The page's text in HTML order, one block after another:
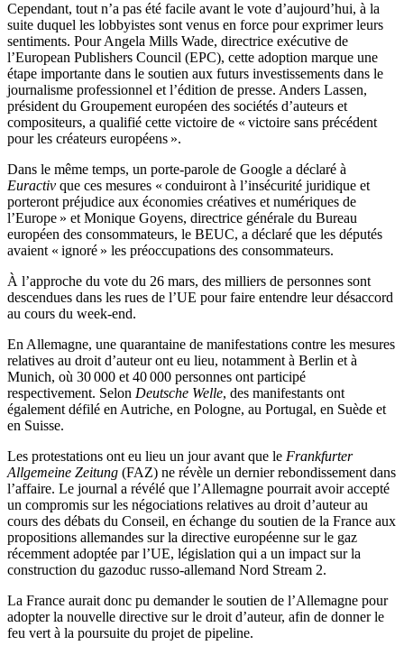
Cependant, tout n’a pas été facile avant le vote d’aujourd’hui, à la
suite duquel les lobbyistes sont venus en force pour exprimer leurs
sentiments. Pour Angela Mills Wade, directrice exécutive de
l’European Publishers Council (EPC), cette adoption marque une
étape importante dans le soutien aux futurs investissements dans le
journalisme professionnel et l’édition de presse. Anders Lassen,
président du Groupement européen des sociétés d’auteurs et
compositeurs, a qualifié cette victoire de « victoire sans précédent
pour les créateurs européens ».
Dans le même temps, un porte-parole de Google a déclaré à
Euractiv que ces mesures « conduiront à l’insécurité juridique et
porteront préjudice aux économies créatives et numériques de
l’Europe » et Monique Goyens, directrice générale du Bureau
européen des consommateurs, le BEUC, a déclaré que les députés
avaient « ignoré » les préoccupations des consommateurs.
À l’approche du vote du 26 mars, des milliers de personnes sont
descendues dans les rues de l’UE pour faire entendre leur désaccord
au cours du week-end.
En Allemagne, une quarantaine de manifestations contre les mesures
relatives au droit d’auteur ont eu lieu, notamment à Berlin et à
Munich, où 30 000 et 40 000 personnes ont participé
respectivement. Selon Deutsche Welle, des manifestants ont
également défilé en Autriche, en Pologne, au Portugal, en Suède et
en Suisse.
Les protestations ont eu lieu un jour avant que le Frankfurter
Allgemeine Zeitung (FAZ) ne révèle un dernier rebondissement dans
l’affaire. Le journal a révélé que l’Allemagne pourrait avoir accepté
un compromis sur les négociations relatives au droit d’auteur au
cours des débats du Conseil, en échange du soutien de la France aux
propositions allemandes sur la directive européenne sur le gaz
récemment adoptée par l’UE, législation qui a un impact sur la
construction du gazoduc russo-allemand Nord Stream 2.
La France aurait donc pu demander le soutien de l’Allemagne pour
adopter la nouvelle directive sur le droit d’auteur, afin de donner le
feu vert à la poursuite du projet de pipeline.